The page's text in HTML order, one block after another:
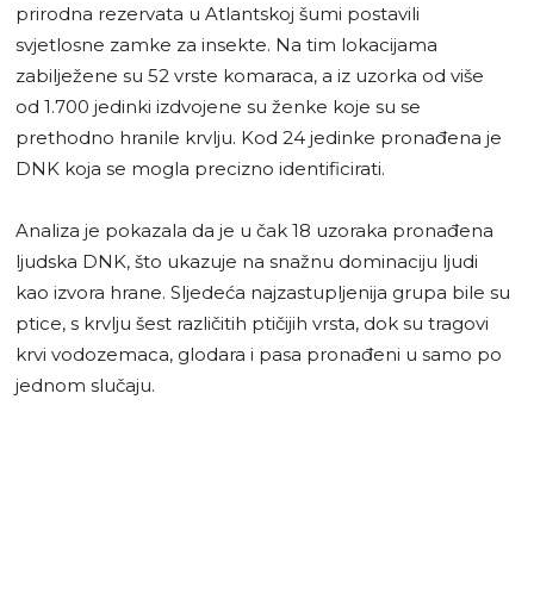
prirodna rezervata u Atlantskoj šumi postavili
svjetlosne zamke za insekte. Na tim lokacijama
zabilježene su 52 vrste komaraca, a iz uzorka od više
od 1.700 jedinki izdvojene su ženke koje su se
prethodno hranile krvlju. Kod 24 jedinke pronađena je
DNK koja se mogla precizno identificirati.
Analiza je pokazala da je u čak 18 uzoraka pronađena
ljudska DNK, što ukazuje na snažnu dominaciju ljudi
kao izvora hrane. Sljedeća najzastupljenija grupa bile su
ptice, s krvlju šest različitih ptičijih vrsta, dok su tragovi
krvi vodozemaca, glodara i pasa pronađeni u samo po
jednom slučaju.